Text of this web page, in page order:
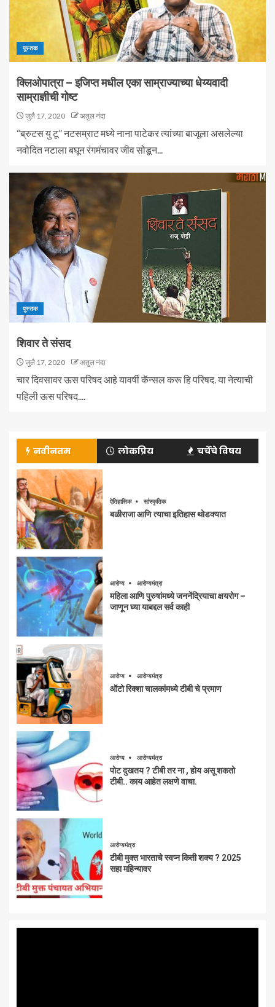
पुस्तक
क्लिओपात्रा – इजिप्त मधील एका साम्राज्याच्या धेय्यवादी
साम्राज्ञीची गोष्ट
जुलै 17, 2020 अतुल नंदा
“ब्रुटस यु टू” नटसम्राट मध्ये नाना पाटेकर त्यांच्या बाजूला असलेल्या
नवोदित नटाला बघून रंगमंचावर जीव सोडून...
पुस्तक
शिवार ते संसद
जुलै 17, 2020 अतुल नंदा
चार दिवसावर ऊस परिषद आहे यावर्षी कॅन्सल करू हि परिषद. या नेत्याची
पहिली ऊस परिषद....
नवीनतम लोकप्रिय चर्चेचे विषय
ऐतिहासिक सांस्कृतिक
बळीराजा आणि त्याचा इतिहास थोडक्यात
आरोग्य आरोग्यमंत्रा
महिला आणि पुरुषांमध्ये जननेंद्रियाचा क्षयरोग –
जाणून घ्या याबद्दल सर्व काही
आरोग्य आरोग्यमंत्रा
ऑटो रिक्शा चालकांमध्ये टीबी चे प्रमाण
आरोग्य आरोग्यमंत्रा
पोट दुखतय ? टीबी तर ना , होय असू शकतो
टीबी.. काय आहेत लक्षणे वाचा.
आरोग्यमंत्रा
टीबी मुक्त भारताचे स्वप्न किती शक्य ? 2025
सहा महिन्यावर